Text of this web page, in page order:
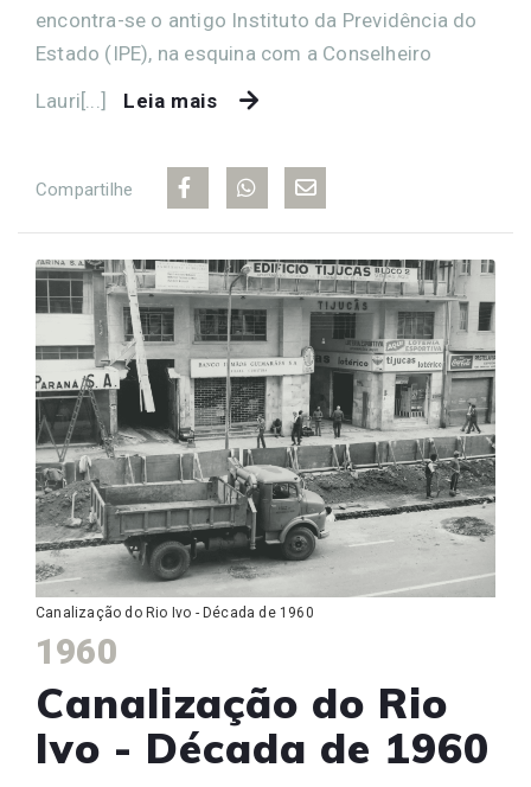
encontra-se o antigo Instituto da Previdência do
Estado (IPE), na esquina com a Conselheiro
Lauri[...]
Leia mais
Compartilhe
Canalização do Rio Ivo - Década de 1960
1960
Canalização do Rio
Ivo - Década de 1960